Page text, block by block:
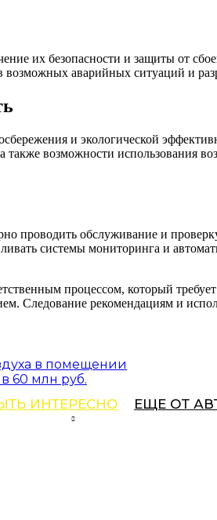
их безопасности и защиты от
возможных аварийных ситуаций и
и экологической
возможности использования
проводить обслуживание и
системы мониторинга и
процессом, который
Следование рекомендациям и
в помещении
60 млн руб.
ИНТЕРЕСНО ЕЩЕ ОТ